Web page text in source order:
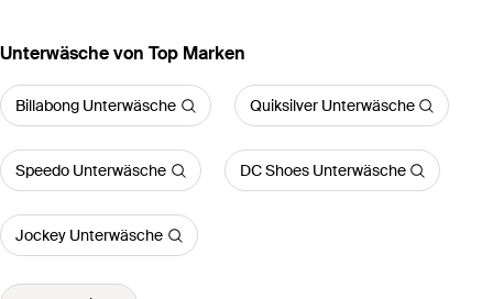
Unterwäsche von Top Marken
Billabong Unterwäsche Quiksilver Unterwäsche
Speedo Unterwäsche DC Shoes Unterwäsche
Jockey Unterwäsche